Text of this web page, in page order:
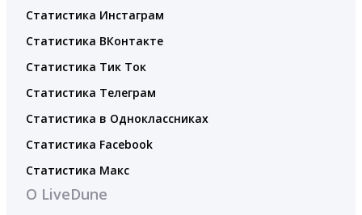
Статистика Инстаграм
Статистика ВКонтакте
Статистика Тик Ток
Статистика Телеграм
Статистика в Одноклассниках
Статистика Facebook
Статистика Макс
О LiveDune